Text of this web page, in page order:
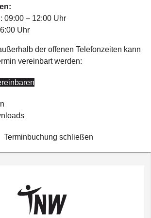
09:00 – 12:00 Uhr
Uhr
der offenen Telefonzeiten kann
vereinbart werden:
Terminbuchung schließen